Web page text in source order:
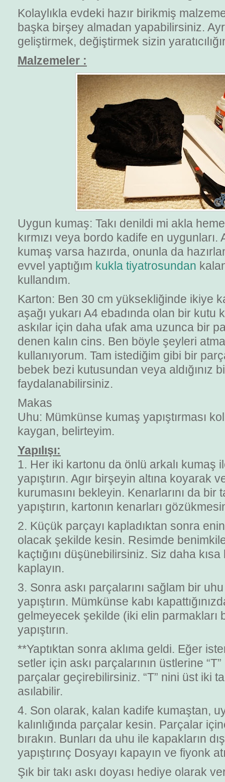
Kolaylıkla evdeki hazır birikmiş
başka birşey almadan yapabilirsiniz.
geliştirmek, değiştirmek sizin
Malzemeler :
Uygun kumaş: Takı denildi mi akla
kırmızı veya bordo kadife en
kumaş varsa hazırda, onunla da
evvel yaptığım kukla tiyatrosundan
kullandım.
Karton: Ben 30 cm yüksekliğinde ikiye
aşağı yukarı A4 ebadında olan bir kutu
askılar için daha ufak ama uzunca bir
denen kalın cins. Ben böyle şeyleri
kullanıyorum. Tam istediğim gibi bir
bebek bezi kutusundan veya aldığınız
faydalanabilirsiniz.
Makas
Uhu: Mümkünse kumaş yapıştırması
kaygan, belirteyim.
Yapılışı:
1. Her iki kartonu da önlü arkalı kumaş
yapıştırın. Agır birşeyin altına koyarak
kurumasını bekleyin. Kenarlarını da bir
yapıştırın, kartonın kenarları
2. Küçük parçayı kapladıktan sonra
olacak şekilde kesin. Resimde
kaçtığını düşünebilirsiniz. Siz daha
kaplayın.
3. Sonra askı parçalarını sağlam bir
yapıştırın. Mümkünse kabı
gelmeyecek şekilde (iki elin parmakları
yapıştırın.
**Yaptıktan sonra aklıma geldi. Eğer
setler için askı parçalarının üstlerine
parçalar geçirebilirsiniz. “T” nini üst iki
asılabilir.
4. Son olarak, kalan kadife kumaştan,
kalınlığında parçalar kesin. Parçalar
bırakın. Bunları da uhu ile kapakların
yapıştırınç Dosyayı kapayın ve fiyonk
Şık bir takı askı doyası hediye olarak